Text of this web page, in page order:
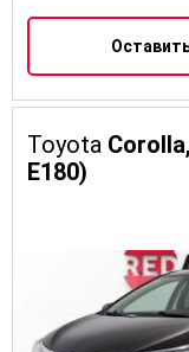
Toyota
E180)